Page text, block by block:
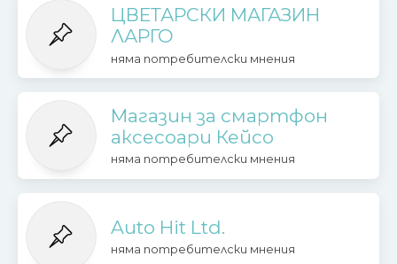
ЦВЕТАРСКИ МАГАЗИН
ЛАРГО
няма потребителски мнения
Магазин за смартфон
аксесоари Кейсо
няма потребителски мнения
Auto Hit Ltd.
няма потребителски мнения